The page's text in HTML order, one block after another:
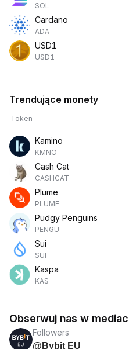
SOL
Cardano
ADA
USD1
USD1
Trendujące monety
Token
Kamino
KMNO
Cash Cat
CASHCAT
Plume
PLUME
Pudgy Penguins
PENGU
Sui
SUI
Kaspa
KAS
Obserwuj nas w
Followers
@Bybit EU